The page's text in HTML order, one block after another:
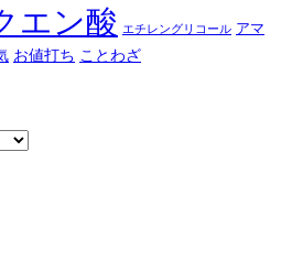
エン酸 エチレングリコール アマ
お値打ち ことわざ